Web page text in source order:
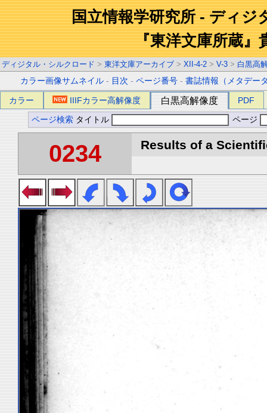
国立情報学研究所 - ディジ
『東洋文庫所蔵』
ディジタル・シルクロード > 東洋文庫アーカイブ > XII-4-2 > V-3 > 白黒高
カラー画像サムネイル - 目次 -ページ番号 -書誌情報（メタデー
カラー IIIFカラー高解像度 白黒高解像度 PDF
ページ検索 タイトル ページ
0234 Results of a